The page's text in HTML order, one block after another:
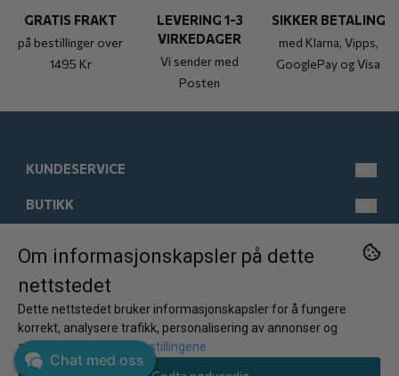
GRATIS FRAKT
på bestillinger over
1495 Kr
LEVERING 1-3
VIRKEDAGER
Vi sender med
Posten
SIKKER BETALING
med Klarna, Vipps,
GooglePay og Visa
KUNDESERVICE
post@kistebunn.no
Tlf: 958 11 529
Man-Fre kl 9-17
Østregate 21
2317 Hamar
Norge
BUTIKK
Salgsbetingelser
Kontakt oss
Opprett konto
Logg inn
Om oss
Kundeomtaler
Ofte stilte spørsmål
FØLG OSS
Instagram
Nyhetsbrev
Om informasjonskapsler på dette
nettstedet
Dette nettstedet bruker informasjonskapsler for å fungere
korrekt, analysere trafikk, personalisering av annonser og
annonsering.
Juster innstillingene
Chat med oss